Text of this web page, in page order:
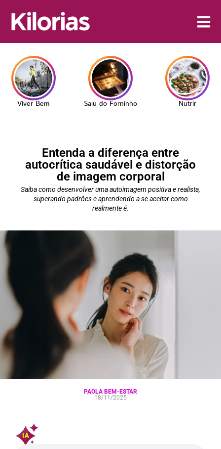
Viver Bem Saiu do Forninho Nutrir
Entenda a diferença entre
autocrítica saudável e distorção
de imagem corporal
Saiba como desenvolver uma autoimagem positiva e realista,
superando padrões e aprendendo a se aceitar como
realmente é.
PAOLA BEM-ESTAR
18/11/2025